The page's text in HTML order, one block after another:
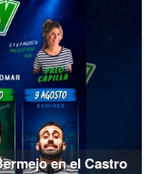
en el Castro